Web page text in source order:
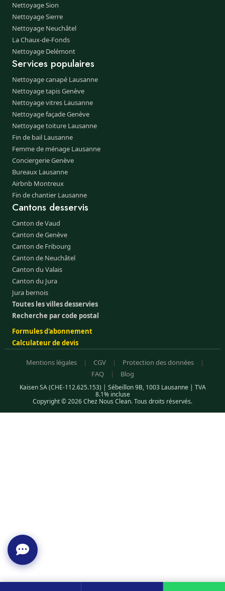
Nettoyage Sion
Nettoyage Sierre
Nettoyage Neuchâtel
La Chaux-de-Fonds
Nettoyage Delémont
Services populaires
Nettoyage canapé Lausanne
Nettoyage tapis Genève
Nettoyage vitres Lausanne
Nettoyage façade Genève
Nettoyage toiture Lausanne
Fin de bail Lausanne
Femme de ménage Lausanne
Conciergerie Genève
Bureaux Lausanne
Airbnb Montreux
Fin de chantier Lausanne
Cantons desservis
Canton de Vaud
Canton de Genève
Canton de Fribourg
Canton de Neuchâtel
Canton du Valais
Canton du Jura
Jura bernois
Toutes les villes desservies
Recherche par code postal
Formules d'abonnement
Calculateur de devis
Mentions légales | CGV | Protection des données
|
FAQ
| Blog
Kaisen SA (CHE-112.625.153) | Sébeillon 9B, 1003 Lausanne | TVA
8.1% incluse
Copyright © 2026 Chez Nous Clean. Tous droits réservés.